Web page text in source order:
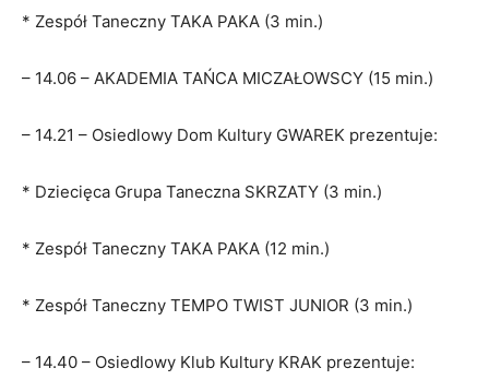
* Zespół Taneczny TAKA PAKA (3 min.)
– 14.06 – AKADEMIA TAŃCA MICZAŁOWSCY (15 min.)
– 14.21 – Osiedlowy Dom Kultury GWAREK prezentuje:
* Dziecięca Grupa Taneczna SKRZATY (3 min.)
* Zespół Taneczny TAKA PAKA (12 min.)
* Zespół Taneczny TEMPO TWIST JUNIOR (3 min.)
– 14.40 – Osiedlowy Klub Kultury KRAK prezentuje: